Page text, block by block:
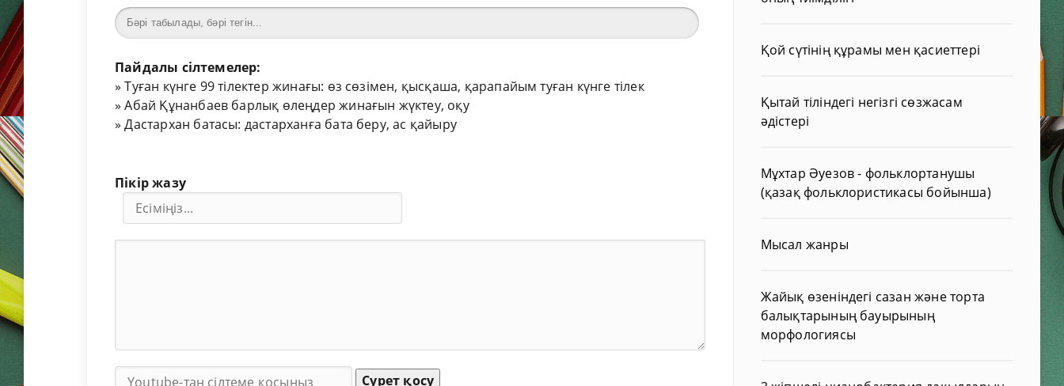
Пайдалы сілтемелер:
»Туған күнге 99 тілектер жинағы: өз сөзімен, қысқаша, қарапайым туған күнге тілек
»Абай Құнанбаев барлық өлеңдер жинағын жүктеу, оқу
»Дастархан батасы: дастарханға бата беру, ас қайыру
Пікір жазу
Сурет қосу
Қой сүтінің құрамы мен қасиеттері
Қытай тіліндегі негізгі сөзжасам
әдістері
Мұхтар Әуезов - фольклортанушы
(қазақ фольклористикасы бойынша)
Мысал жанры
Жайық өзеніндегі сазан және торта
балықтарының бауырының
морфологиясы